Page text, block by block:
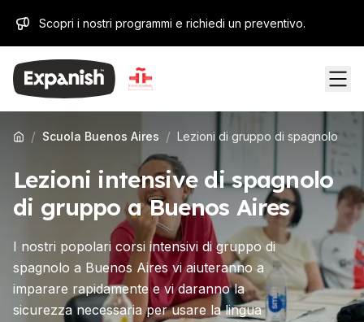
Scopri i nostri programmi e richiedi un preventivo.
/ Scuola Buenos Aires / Lezioni di gruppo di spagnolo
Lezioni intensive di spagnolo
di gruppo a Buenos Aires
I nostri popolari corsi intensivi di gruppo di
spagnolo a Buenos Aires vi aiuteranno a
imparare rapidamente e vi daranno la
sicurezza necessaria per usare la lingua